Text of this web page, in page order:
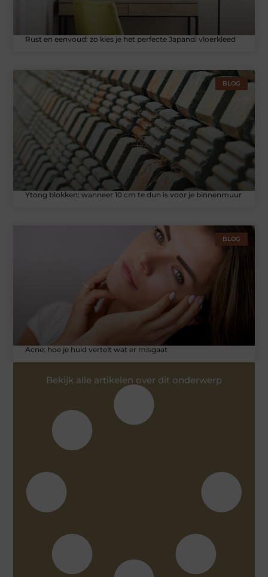
Rust en eenvoud: zo kies je het perfecte Japandi vloerkleed
BLOG
Ytong blokken: wanneer 10 cm te dun is voor je binnenmuur
BLOG
Acne: hoe je huid vertelt wat er misgaat
Bekijk alle artikelen over dit onderwerp